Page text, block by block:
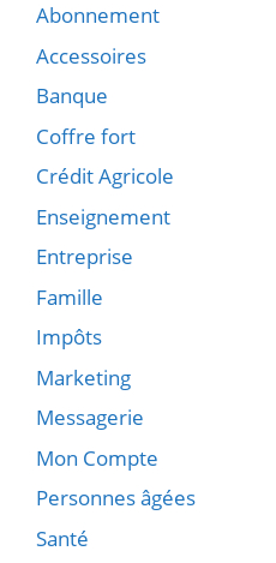
Abonnement
Accessoires
Banque
Coffre fort
Crédit Agricole
Enseignement
Entreprise
Famille
Impôts
Marketing
Messagerie
Mon Compte
Personnes âgées
Santé